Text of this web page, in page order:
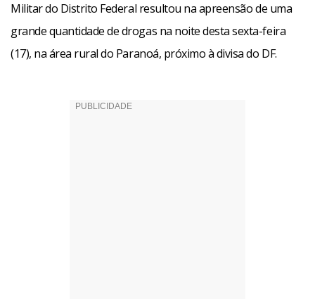
Militar do Distrito Federal resultou na apreensão de uma
grande quantidade de drogas na noite desta sexta-feira
(17), na área rural do Paranoá, próximo à divisa do DF.